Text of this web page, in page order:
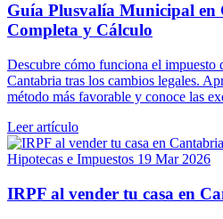
Guía Plusvalía Municipal
Completa y Cálculo
Descubre cómo funciona el impuesto
Cantabria tras los cambios legales.
método más favorable y conoce las
Leer artículo
Hipotecas e Impuestos 19 Mar 2026
IRPF al vender tu casa en